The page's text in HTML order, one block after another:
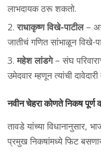
लाभदायक ठरू शकतो.
राधाकृष्ण विखे-पाटील–
जातीचं गणित सांभाळून विखे-
महेश लांडगे– संघ
उमेदवार म्हणून त्यांची
नवीन चेहरा कोणते निकष
तावडे यांच्या विधानानुसार,
प्रमुख निकषांमध्ये फिट